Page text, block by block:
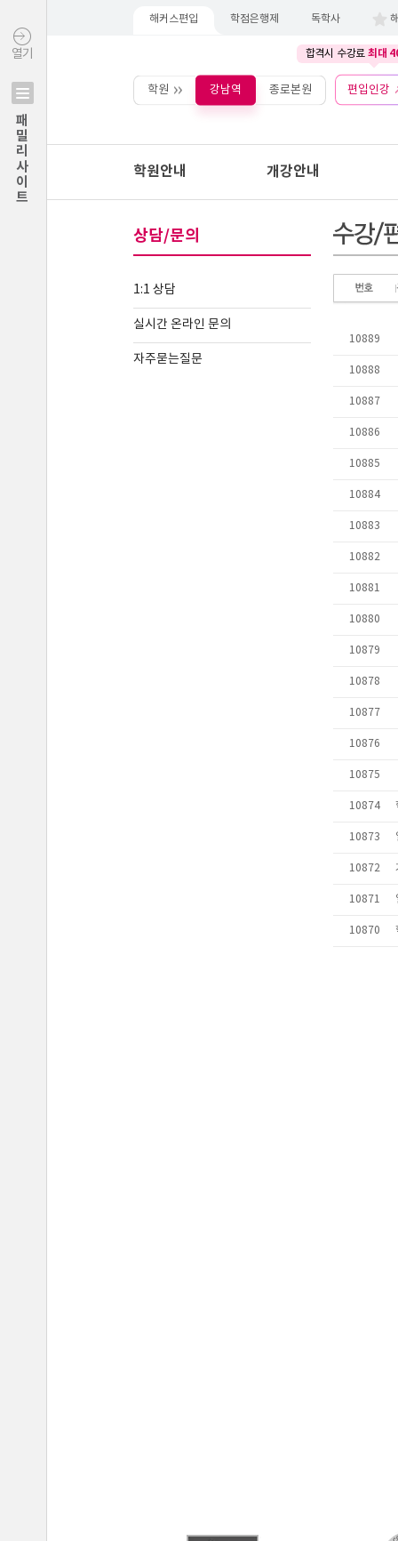
열기
패밀리사이트
해커스편입 학점은행제 독학사
합격시 수강료 최대
학원 강남역 종로본원 편입인강
학원안내 개강안내
상담/문의
1:1 상담
실시간 온라인 문의
자주묻는질문